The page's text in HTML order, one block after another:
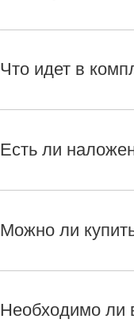
Что идет в
Есть ли
Можно ли
Необходимо ли